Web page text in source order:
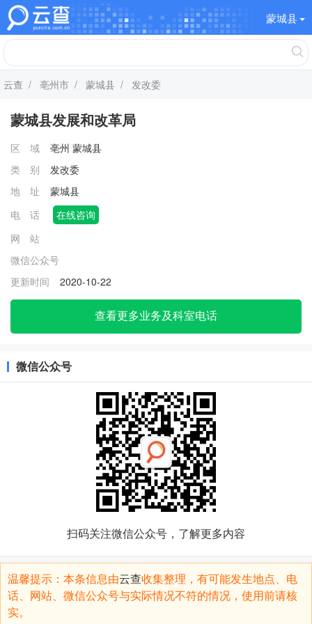
蒙城县
云查 / 亳州市 / 蒙城县 / 发改委
蒙城县发展和改革局
区 域 亳州 蒙城县
类 别
发改委
地 址
蒙城县
电 话
在线咨询
网 站
微信公众号
更新时间
2020-10-22
查看更多业务及科室电话
微信公众号
扫码关注微信公众号，了解更多内容
温馨提示：本条信息由云查收集整理，有可能发生地点、电
话、网站、微信公众号与实际情况不符的情况，使用前请核
实。